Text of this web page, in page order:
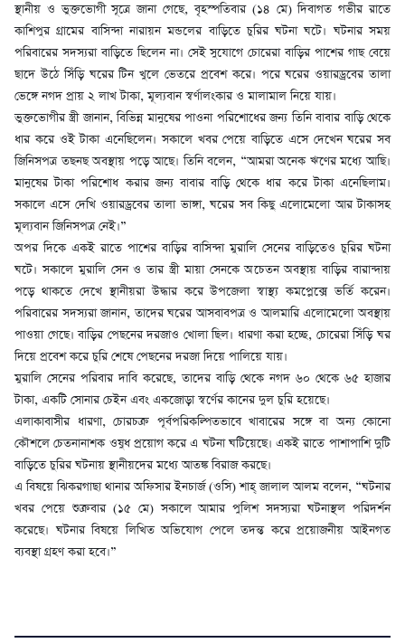
স্থানীয় ও ভুক্তভোগী সূত্রে জানা গেছে, বৃহস্পতিবার (১৪ মে) দিবাগত গভীর রাতে
কাশিপুর গ্রামের বাসিন্দা নারায়ন মন্ডলের বাড়িতে চুরির ঘটনা ঘটে। ঘটনার সময়
পরিবারের সদস্যরা বাড়িতে ছিলেন না। সেই সুযোগে চোরেরা বাড়ির পাশের গাছ বেয়ে
ছাদে উঠে সিঁড়ি ঘরের টিন খুলে ভেতরে প্রবেশ করে। পরে ঘরের ওয়ারড্রবের তালা
ভেঙ্গে নগদ প্রায় ২ লাখ টাকা, মূল্যবান স্বর্ণালংকার ও মালামাল নিয়ে যায়।
ভুক্তভোগীর স্ত্রী জানান, বিভিন্ন মানুষের পাওনা পরিশোধের জন্য তিনি বাবার বাড়ি থেকে
ধার করে ওই টাকা এনেছিলেন। সকালে খবর পেয়ে বাড়িতে এসে দেখেন ঘরের সব
জিনিসপত্র তছনছ অবস্থায় পড়ে আছে। তিনি বলেন, “আমরা অনেক ঋণের মধ্যে আছি।
মানুষের টাকা পরিশোধ করার জন্য বাবার বাড়ি থেকে ধার করে টাকা এনেছিলাম।
সকালে এসে দেখি ওয়ারড্রবের তালা ভাঙ্গা, ঘরের সব কিছু এলোমেলো আর টাকাসহ
মূল্যবান জিনিসপত্র নেই।”
অপর দিকে একই রাতে পাশের বাড়ির বাসিন্দা মুরালি সেনের বাড়িতেও চুরির ঘটনা
ঘটে। সকালে মুরালি সেন ও তার স্ত্রী মায়া সেনকে অচেতন অবস্থায় বাড়ির বারান্দায়
পড়ে থাকতে দেখে স্থানীয়রা উদ্ধার করে উপজেলা স্বাস্থ্য কমপ্লেক্সে ভর্তি করেন।
পরিবারের সদস্যরা জানান, তাদের ঘরের আসবাবপত্র ও আলমারি এলোমেলো অবস্থায়
পাওয়া গেছে। বাড়ির পেছনের দরজাও খোলা ছিল। ধারণা করা হচ্ছে, চোরেরা সিঁড়ি ঘর
দিয়ে প্রবেশ করে চুরি শেষে পেছনের দরজা দিয়ে পালিয়ে যায়।
মুরালি সেনের পরিবার দাবি করেছে, তাদের বাড়ি থেকে নগদ ৬০ থেকে ৬৫ হাজার
টাকা, একটি সোনার চেইন এবং একজোড়া স্বর্ণের কানের দুল চুরি হয়েছে।
এলাকাবাসীর ধারণা, চোরচক্র পূর্বপরিকল্পিতভাবে খাবারের সঙ্গে বা অন্য কোনো
কৌশলে চেতনানাশক ওষুধ প্রয়োগ করে এ ঘটনা ঘটিয়েছে। একই রাতে পাশাপাশি দুটি
বাড়িতে চুরির ঘটনায় স্থানীয়দের মধ্যে আতঙ্ক বিরাজ করছে।
এ বিষয়ে ঝিকরগাছা থানার অফিসার ইনচার্জ (ওসি) শাহ্ জালাল আলম বলেন, “ঘটনার
খবর পেয়ে শুক্রবার (১৫ মে) সকালে আমার পুলিশ সদস্যরা ঘটনাস্থল পরিদর্শন
করেছে। ঘটনার বিষয়ে লিখিত অভিযোগ পেলে তদন্ত করে প্রয়োজনীয় আইনগত
ব্যবস্থা গ্রহণ করা হবে।”